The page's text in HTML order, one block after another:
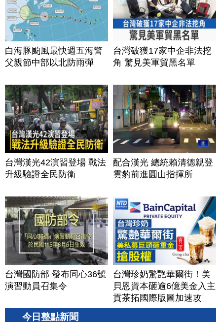
白海豚颱風最快週五海警
父親節中部以北防雨彈
台灣破獲17家中企非法挖
角 驚見美軍貿黑名單
台灣漢光42演習登場 戰法
升級驗證全民防衛
配合漢光 總統賴清德親登
雲豹前進圓山指揮所
台灣國防部 發布同心36號
演習動員召集令
台灣珍奶驚艷華爾街！美
貝恩資本砸逾6億美金入主
貢茶拓國際版圖加速攻
美？｜#財經新聞｜
今日整點新聞